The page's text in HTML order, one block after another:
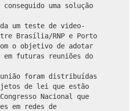
conseguido uma solução
um teste de video-
Brasília/RNP e Porto
o objetivo de adotar
futuras reuniões do
foram distribuídas
de lei que estão
Nacional que
em redes de